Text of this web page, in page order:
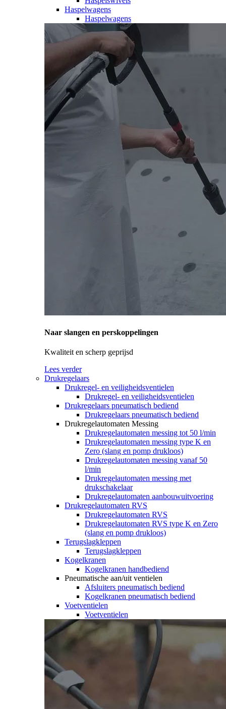
Haspelwagens
Haspelwagens
Naar slangen en perskoppelingen
Kwaliteit en scherp geprijsd
Lees verder
Drukregelaars
Drukregel- en veiligheidsventielen
Drukregel- en veiligheidsventielen
Drukregelaars pneumatisch bediend
Drukregelaars pneumatisch bediend
Drukregelautomaten Messing
Drukregelautomaten messing tot 50 l/min
Drukregelautomaten messing type K en
Zero (slang en pomp drukloos)
Drukregelautomaten messing vanaf 50
l/min
Drukregelautomaten messing met
drukschakelaar
Drukregelautomaten aanbouwuitvoering
Drukregelautomaten RVS
Drukregelautomaten RVS
Drukregelautomaten RVS type K en Zero
(slang en pomp drukloos)
Terugslagkleppen
Terugslagkleppen
Kogelkranen
Kogelkranen handbediend
Pneumatische aan/uit ventielen
Afsluiters pneumatisch bediend
Kogelkranen pneumatisch bediend
Voetventielen
Voetventielen